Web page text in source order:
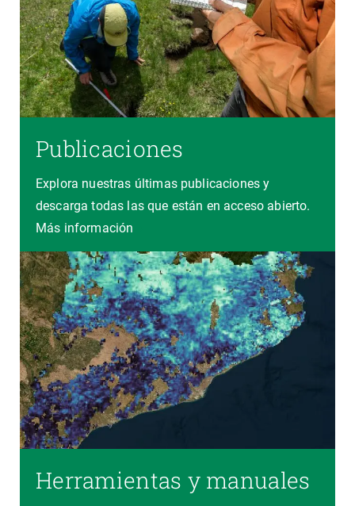
Publicaciones
Explora nuestras últimas publicaciones y
descarga todas las que están en acceso abierto.
Más información
Herramientas y manuales